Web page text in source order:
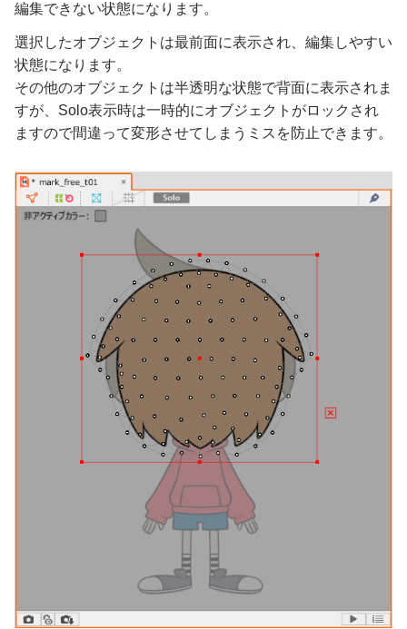
編集できない状態になります。
選択したオブジェクトは最前面に表示され、編集しやすい
状態になります。
その他のオブジェクトは半透明な状態で背面に表示されま
すが、Solo表示時は一時的にオブジェクトがロックされ
ますので間違って変形させてしまうミスを防止できます。